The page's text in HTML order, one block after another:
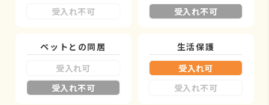
受入れ不可
受入れ不可
ペットとの同居
受入れ可
受入れ不可
生活保護
受入れ可
受入れ不可